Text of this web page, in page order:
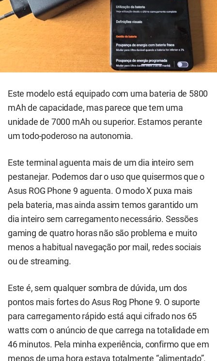
Este modelo está equipado com uma bateria de 5800
mAh de capacidade, mas parece que tem uma
unidade de 7000 mAh ou superior. Estamos perante
um todo-poderoso na autonomia.
Este terminal aguenta mais de um dia inteiro sem
pestanejar. Podemos dar o uso que quisermos que o
Asus ROG Phone 9 aguenta. O modo X puxa mais
pela bateria, mas ainda assim temos garantido um
dia inteiro sem carregamento necessário. Sessões
gaming de quatro horas não são problema e muito
menos a habitual navegação por mail, redes sociais
ou de streaming.
Este é, sem qualquer sombra de dúvida, um dos
pontos mais fortes do Asus Rog Phone 9. O suporte
para carregamento rápido está aqui cifrado nos 65
watts com o anúncio de que carrega na totalidade em
46 minutos. Pela minha experiência, confirmo que em
menos de uma hora estava totalmente “alimentado”.